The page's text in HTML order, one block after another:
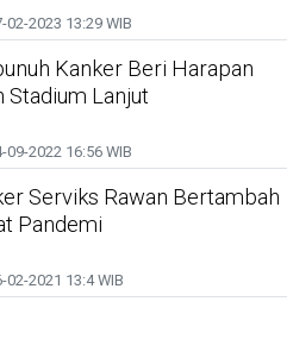
02-2023 13:29 WIB
Kanker Beri Harapan
Stadium Lanjut
09-2022 16:56 WIB
Serviks Rawan Bertambah
Pandemi
02-2021 13:4 WIB